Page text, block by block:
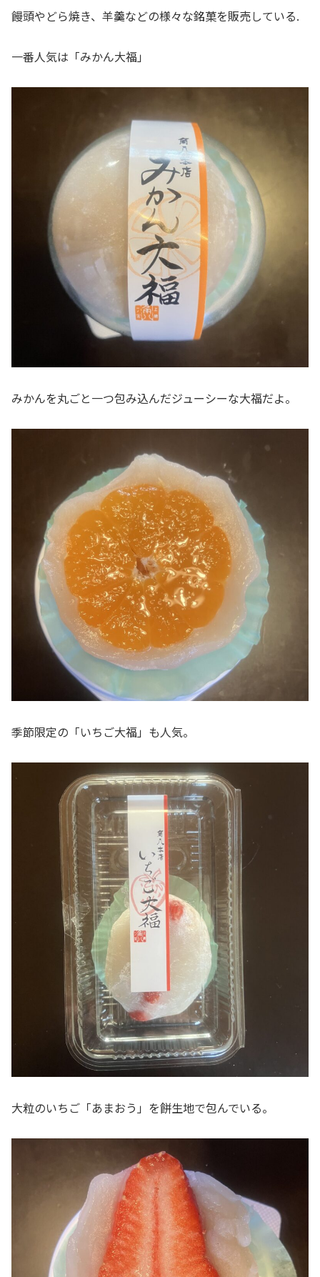
饅頭やどら焼き、羊羹などの様々な銘菓を販売している.
一番人気は「みかん大福」
みかんを丸ごと一つ包み込んだジューシーな大福だよ。
季節限定の「いちご大福」も人気。
大粒のいちご「あまおう」を餅生地で包んでいる。